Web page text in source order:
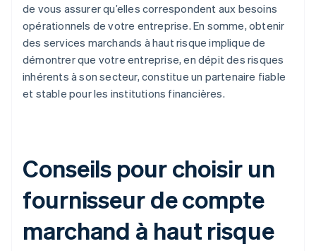
de vous assurer qu’elles correspondent aux besoins
opérationnels de votre entreprise. En somme, obtenir
des services marchands à haut risque implique de
démontrer que votre entreprise, en dépit des risques
inhérents à son secteur, constitue un partenaire fiable
et stable pour les institutions financières.
Conseils pour choisir un
fournisseur de compte
marchand à haut risque